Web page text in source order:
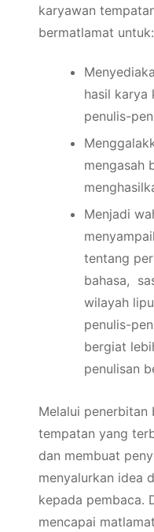
karyawan
bermatlamat untuk:
hasil karya
penulis-
mengasah
Menjadi
tentang
bahasa,
wilayah
penulis-
bergiat
penulisan
Melalui penerbitan
tempatan yang
dan membuat
menyalurkan idea
kepada pembaca.
mencapai